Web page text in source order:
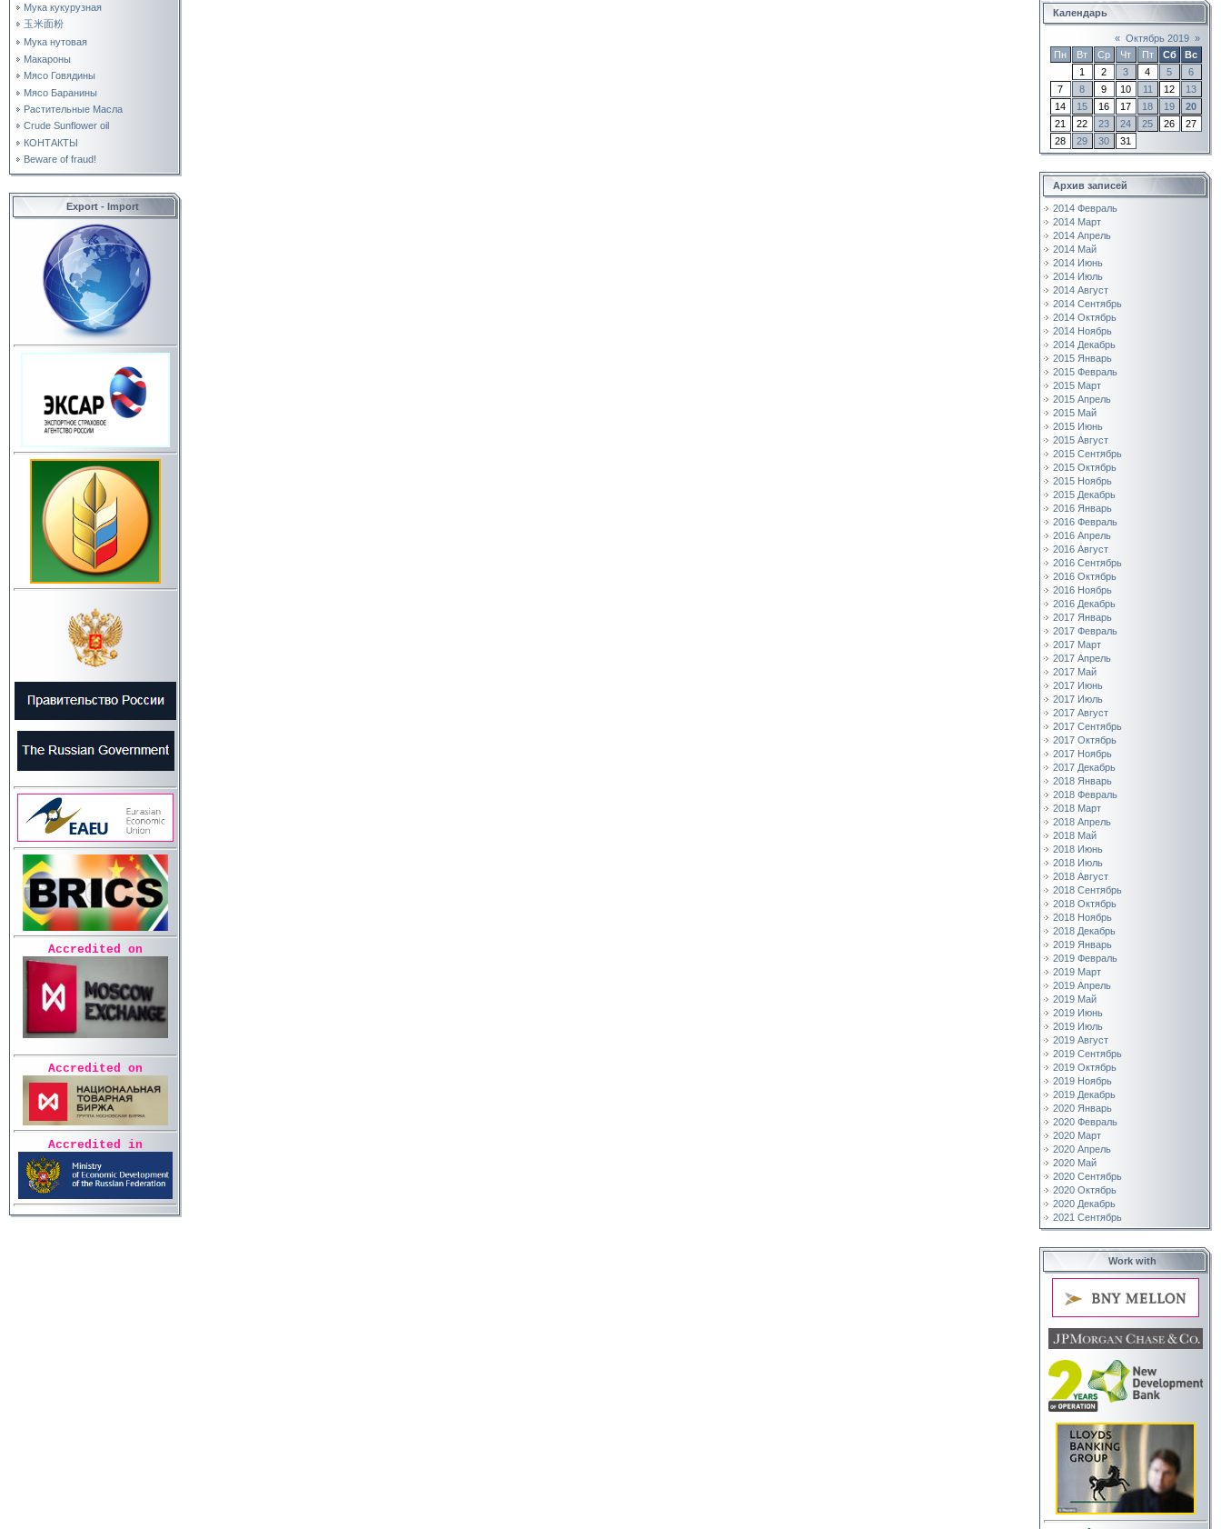
Мука кукурузная
玉米面粉
Мука нутовая
Макароны
Мясо Говядины
Мясо Баранины
Растительные Масла
Crude Sunflower oil
КОНТАКТЫ
Beware of fraud!
Export - Import
Accredited on
Accredited on
Accredited in
Календарь
« Октябрь 2019 »
Пн
Вт Ср Чт Пт Сб
Вс
1
2 3 4 5
6
7
8 9 10 11 12
13
14
15 16 17 18 19
20
21
22 23 24 25 26
27
28
29 30 31
Архив записей
2014 Февраль
2014 Март
2014 Апрель
2014 Май
2014 Июнь
2014 Июль
2014 Август
2014 Сентябрь
2014 Октябрь
2014 Ноябрь
2014 Декабрь
2015 Январь
2015 Февраль
2015 Март
2015 Апрель
2015 Май
2015 Июнь
2015 Август
2015 Сентябрь
2015 Октябрь
2015 Ноябрь
2015 Декабрь
2016 Январь
2016 Февраль
2016 Апрель
2016 Август
2016 Сентябрь
2016 Октябрь
2016 Ноябрь
2016 Декабрь
2017 Январь
2017 Февраль
2017 Март
2017 Апрель
2017 Май
2017 Июнь
2017 Июль
2017 Август
2017 Сентябрь
2017 Октябрь
2017 Ноябрь
2017 Декабрь
2018 Январь
2018 Февраль
2018 Март
2018 Апрель
2018 Май
2018 Июнь
2018 Июль
2018 Август
2018 Сентябрь
2018 Октябрь
2018 Ноябрь
2018 Декабрь
2019 Январь
2019 Февраль
2019 Март
2019 Апрель
2019 Май
2019 Июнь
2019 Июль
2019 Август
2019 Сентябрь
2019 Октябрь
2019 Ноябрь
2019 Декабрь
2020 Январь
2020 Февраль
2020 Март
2020 Апрель
2020 Май
2020 Сентябрь
2020 Октябрь
2020 Декабрь
2021 Сентябрь
Work with